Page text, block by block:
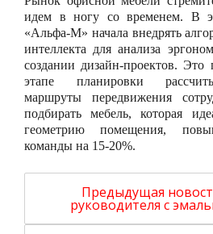
идем в ногу со временем. В
«Альфа-М» начала внедрять
интеллекта для анализа
создании дизайн-проектов.
этапе планировки
маршруты передвижения
подбирать мебель, которая
геометрию помещения,
команды на 15-20%.
Предыдущая
руководителя с